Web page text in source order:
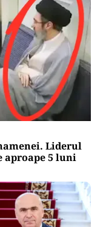
Liderul
aproape 5 luni